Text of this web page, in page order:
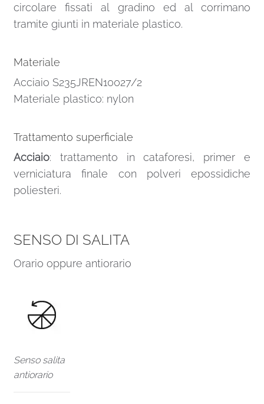
circolare fissati al gradino ed al corrimano
tramite giunti in materiale plastico.
Materiale
Acciaio S235JREN10027/2
Materiale plastico: nylon
Trattamento superficiale
Acciaio: trattamento in cataforesi, primer e
verniciatura finale con polveri epossidiche
poliesteri.
SENSO DI SALITA
Orario oppure antiorario
Senso salita
antiorario